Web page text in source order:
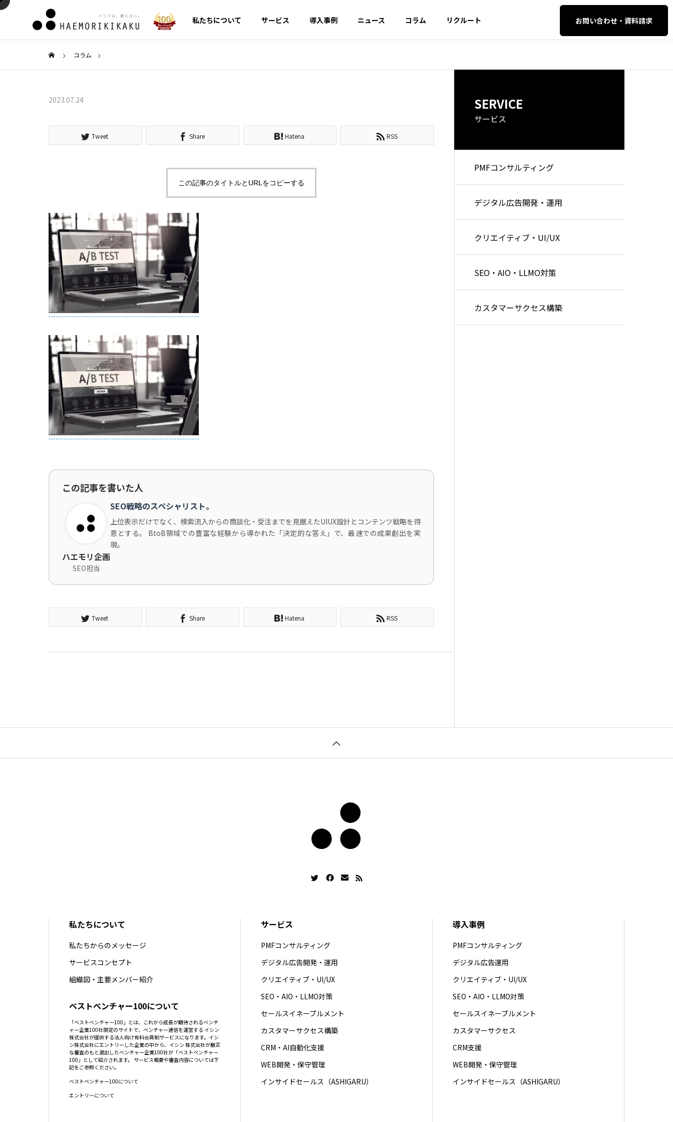
私たちについて サービス 導入事例 ニュース コラム リクルート
SERVICE
サービス一覧
クリエイティブ・
セールスイネーブ
ルメント
カスタマーサクセ
CRM・AI自動化支
WEB開発・保守管
COLUMN
新着コラム
構造化データによるマークア
ップとは？リッチリザルトの
検索エンジンが「意味」を理
EO完全攻略ガイド
シャドーAI対
築術
お問い合わせ・資料請求
コラム
2023.07.24
Tweet Share Hatena RSS
この記事のタイトルとURLをコピーする
この記事を書いた人
ハエモリ企画
SEO担当
SEO戦略のスペシャリスト。
上位表示だけでなく、検索流入からの商談化・受注までを見据えたUIUX設計とコンテンツ戦略を得
意とする。 BtoB領域での豊富な経験から導かれた「決定的な答え」で、最速での成果創出を実
現。
Tweet Share Hatena RSS
SERVICE
サービス
PMFコンサルティング
デジタル広告開発・運用
クリエイティブ・UI/UX
SEO・AIO・LLMO対策
カスタマーサクセス構築
私たちについて
私たちからのメッセージ
サービスコンセプト
組織図・主要メンバー紹介
ベストベンチャー100について
「ベストベンチャー100」とは、これから成長が期待されるベンチ
ャー企業100社限定のサイトで、ベンチャー通信を運営する イシン
株式会社が提供する法人向け有料会員制サービスになります。イシ
ン株式会社にエントリーした企業の中から、イシン 株式会社が厳正
な審査のもと選出したベンチャー企業100社が「ベストベンチャー
100」として紹介されます。 サービス概要や審査内容については下
記をご参照ください。
ベストベンチャー100について
エントリーについて
サービス
PMFコンサルティング
デジタル広告開発・運用
クリエイティブ・UI/UX
SEO・AIO・LLMO対策
セールスイネーブルメント
カスタマーサクセス構築
CRM・AI自動化支援
WEB開発・保守管理
インサイドセールス（ASHIGARU）
導入事例
PMFコンサルティング
デジタル広告運用
クリエイティブ・UI/UX
SEO・AIO・LLMO対策
セールスイネーブルメント
カスタマーサクセス
CRM支援
WEB開発・保守管理
インサイドセールス（ASHIGARU）